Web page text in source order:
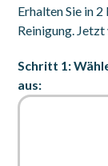
Erhalten Sie in 2
Reinigung.
Schritt 1:
aus: